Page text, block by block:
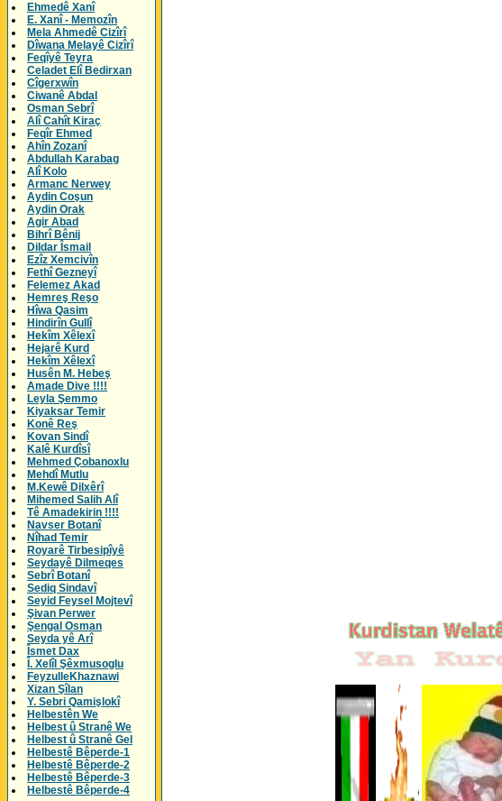
Ehmedê Xanî
E. Xanî - Memozîn
Mela Ahmedê Cizîrî
Dîwana Melayê Cizîrî
Feqîyê Teyra
Celadet Elî Bedirxan
Cîgerxwîn
Ciwanê Abdal
Osman Sebrî
Alî Cahît Kiraç
Feqîr Ehmed
Ahîn Zozanî
Abdullah Karabag
Alî Kolo
Armanc Nerwey
Aydin Coşun
Aydin Orak
Agir Abad
Bihrî Bênij
Dildar Îsmail
Ezîz Xemcivîn
Fethî Gezneyî
Felemez Akad
Hemreş Reşo
Hîwa Qasim
Hindirîn Gullî
Hekîm Xêlexî
Hejarê Kurd
Hekîm Xêlexî
Husên M. Hebeş
Amade Dive !!!!
Leyla Şemmo
Kiyaksar Temir
Konê Reş
Kovan Sindî
Kalê Kurdîsî
Mehmed Çobanoxlu
Mehdî Mutlu
M.Kewê Dilxêrî
Mihemed Salih Alî
Tê Amadekirin !!!!
Navser Botanî
Nîhad Temir
Royarê Tirbesipîyê
Seydayê Dilmeqes
Sebrî Botanî
Sediq Sindavî
Seyid Feysel Mojtevî
Şivan Perwer
Şengal Osman
Seyda yê Arî
Îsmet Dax
Î. Xelîl Şêxmusoglu
FeyzulleKhaznawi
Xizan Şîlan
Y. Sebri Qamişlokî
Helbestên We
Helbest û Stranê We
Helbest û Stranê Gel
Helbestê Bêperde-1
Helbestê Bêperde-2
Helbestê Bêperde-3
Helbestê Bêperde-4